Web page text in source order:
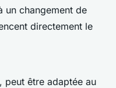
un changement de
directement le
peut être adaptée au